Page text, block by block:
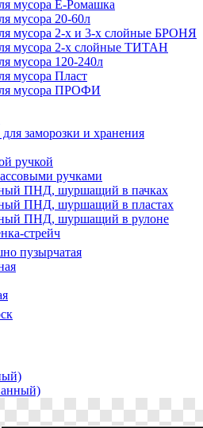
мусора Ё-Ромашка
мусора 20-60л
мусора 2-х и 3-х слойные БРОНЯ
мусора 2-х слойные ТИТАН
мусора 120-240л
мусора Пласт
мусора ПРОФИ
заморозки и хранения
ручкой
ручками
ПНД, шуршащий в пачках
ПНД, шуршащий в пластах
ПНД, шуршащий в рулоне
стрейч
пузырчатая